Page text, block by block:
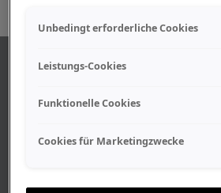
Geschäftszeiten
Unbedingt erforderliche Cookies
Leistungs-Cookies
Funktionelle Cookies
Cookies für Marketingzwecke